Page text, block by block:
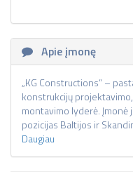
Apie įmonę
„KG Constructions“ –
konstrukcijų
montavimo lyderė. Įmonė
pozicijas Baltijos ir
Daugiau